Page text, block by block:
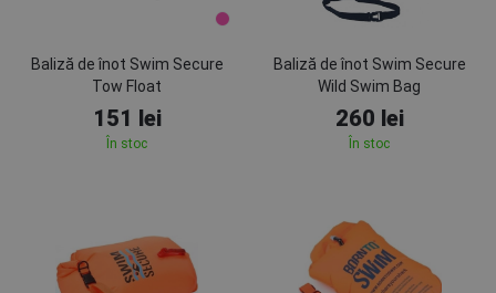
Baliză de înot Swim Secure
Tow Float
151 lei
În stoc
Baliză de înot Swim Secure
Wild Swim Bag
260 lei
În stoc